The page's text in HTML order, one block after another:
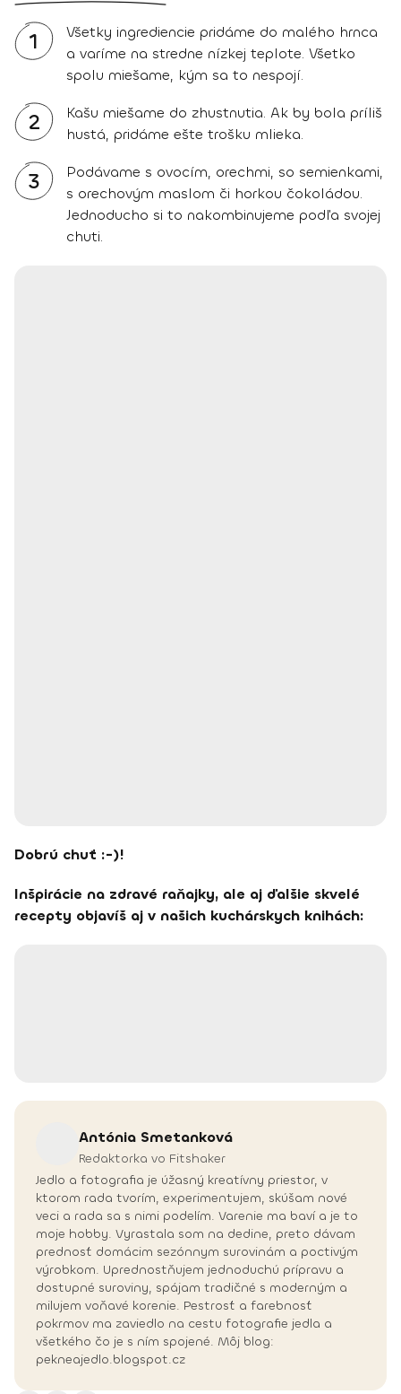
1
Všetky ingrediencie pridáme do malého hrnca
a varíme na stredne nízkej teplote. Všetko
spolu miešame, kým sa to nespojí.
2
Kašu miešame do zhustnutia. Ak by bola príliš
hustá, pridáme ešte trošku mlieka.
3
Podávame s ovocím, orechmi, so semienkami,
s orechovým maslom či horkou čokoládou.
Jednoducho si to nakombinujeme podľa svojej
chuti.
Dobrú chuť :-)!
Inšpirácie na zdravé raňajky, ale aj ďalšie skvelé
recepty objavíš aj v našich kuchárskych knihách:
Antónia Smetanková
Redaktorka vo Fitshaker
Jedlo a fotografia je úžasný kreatívny priestor, v
ktorom rada tvorím, experimentujem, skúšam nové
veci a rada sa s nimi podelím. Varenie ma baví a je to
moje hobby. Vyrastala som na dedine, preto dávam
prednosť domácim sezónnym surovinám a poctivým
výrobkom. Uprednostňujem jednoduchú prípravu a
dostupné suroviny, spájam tradičné s moderným a
milujem voňavé korenie. Pestrosť a farebnosť
pokrmov ma zaviedlo na cestu fotografie jedla a
všetkého čo je s ním spojené. Môj blog:
pekneajedlo.blogspot.cz